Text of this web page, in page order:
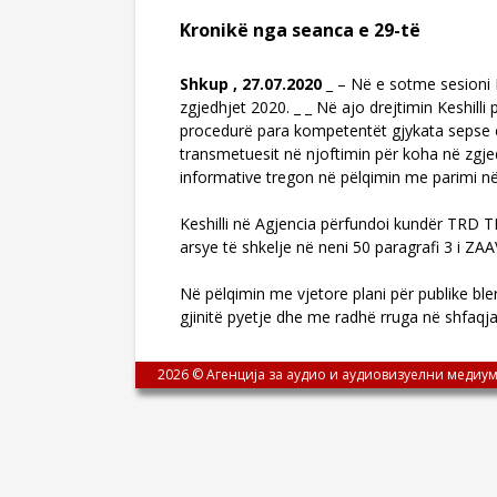
Kronikë nga seanca e 29-të
Shkup , 27.07.2020
_ – Në e sotme
zgjedhjet 2020. _ _ Në ajo drejtimin Keshilli
procedurë para kompetentët gjykata
transmetuesit në njoftimin për koha në
informative tregon në pëlqimin me parimi
Keshilli në Agjencia përfundoi kundër TRD
arsye të shkelje në neni 50 paragrafi 3 i
Në pëlqimin me vjetore plani për publike
gjinitë pyetje dhe me radhë rruga në
2026 © Агенција за аудио и аудиовизуелни